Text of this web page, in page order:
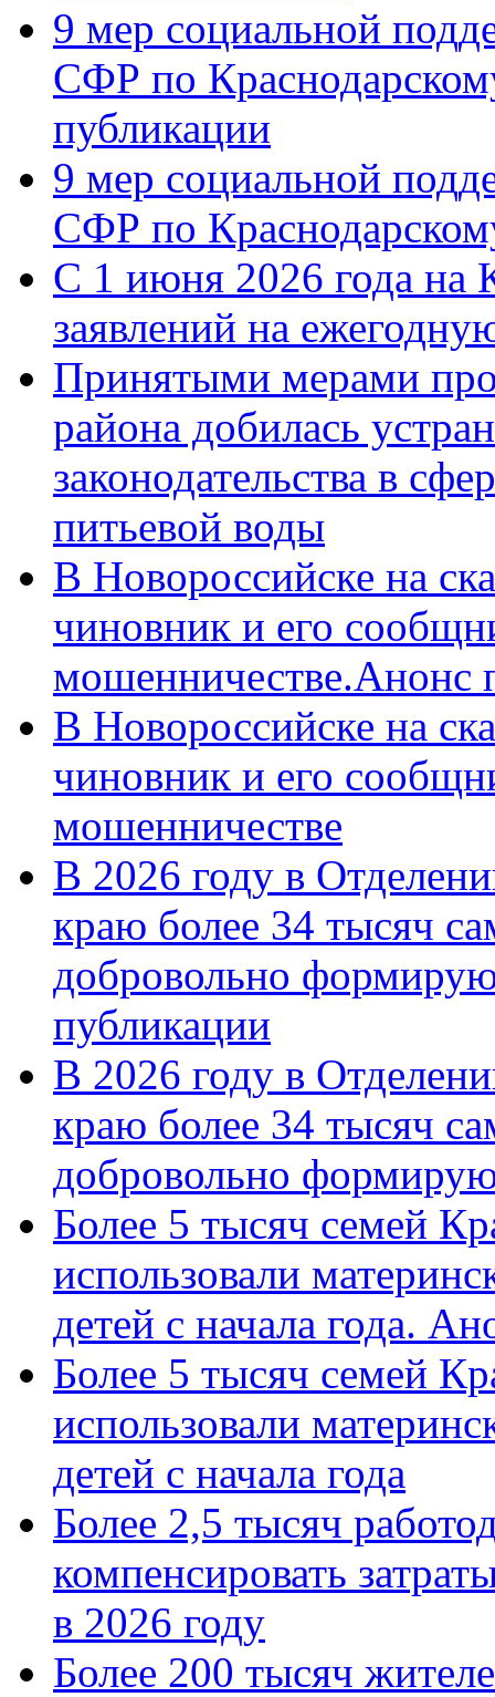
9 мер социальной
СФР по
публикации
9 мер социальной
СФР по
С 1 июня 2026 года на
заявлений на
Принятыми мерами
района добилась
законодательства в
питьевой воды
В Новороссийске на
чиновник и его
мошенничестве.Анонс
В Новороссийске на
чиновник и его
мошенничестве
В 2026 году в
краю более 34 тысяч
добровольно
публикации
В 2026 году в
краю более 34 тысяч
добровольно
Более 5 тысяч семей
использовали
детей с начала года.
Более 5 тысяч семей
использовали
детей с начала года
Более 2,5 тысяч
компенсировать
в 2026 году
Более 200 тысяч